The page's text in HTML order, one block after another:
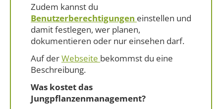
Zudem kannst du
Benutzerberechtigungen einstellen und
damit festlegen, wer planen,
dokumentieren oder nur einsehen darf.
Auf derWebseite bekommst du eine
Beschreibung.
Was kostet das
Jungpflanzenmanagement?